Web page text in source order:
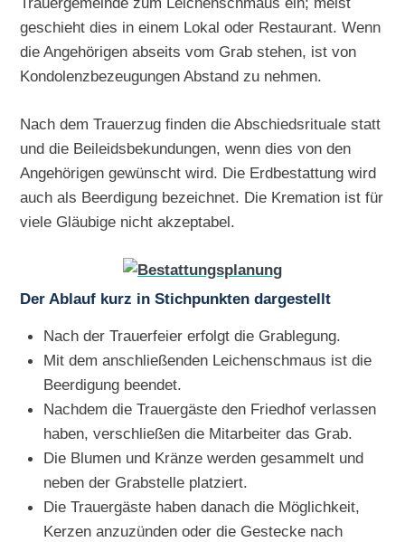
geschieht dies in einem Lokal oder Restaurant. Wenn
die Angehörigen abseits vom Grab stehen, ist von
Kondolenzbezeugungen Abstand zu nehmen.
Nach dem Trauerzug finden die Abschiedsrituale statt
und die Beileidsbekundungen, wenn dies von den
Angehörigen gewünscht wird. Die Erdbestattung wird
auch als Beerdigung bezeichnet. Die Kremation ist für
viele Gläubige nicht akzeptabel.
Der Ablauf kurz in Stichpunkten dargestellt
Nach der Trauerfeier erfolgt die Grablegung.
Mit dem anschließenden Leichenschmaus ist die
Beerdigung beendet.
Nachdem die Trauergäste den Friedhof verlassen
haben, verschließen die Mitarbeiter das Grab.
Die Blumen und Kränze werden gesammelt und
neben der Grabstelle platziert.
Die Trauergäste haben danach die Möglichkeit,
Kerzen anzuzünden oder die Gestecke nach